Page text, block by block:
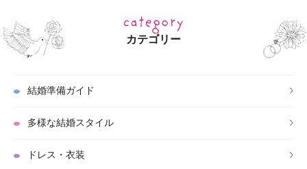
カテゴリー
結婚準備ガイド
多様な結婚スタイル
ドレス・衣装